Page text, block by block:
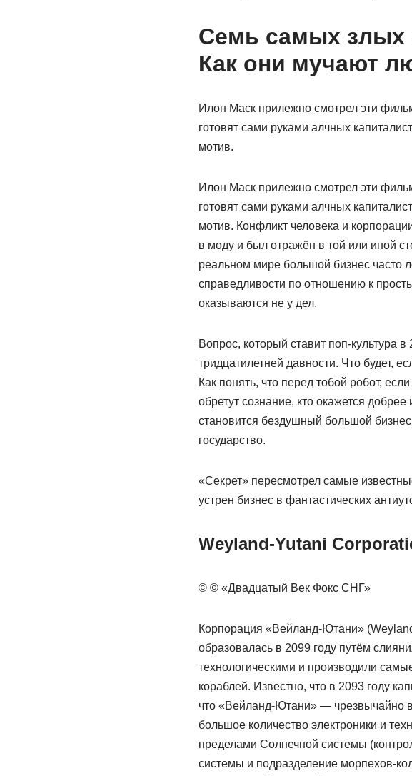
Семь самых злых
Как они мучают
Илон Маск прилежно смотрел эти
готовят сами руками алчных
мотив.
Илон Маск прилежно смотрел эти
готовят сами руками алчных
мотив. Конфликт человека и
в моду и был отражён в той или иной
реальном мире большой бизнес часто
справедливости по отношению к
оказываются не у дел.
Вопрос, который ставит поп-культура
тридцатилетней давности. Что будет,
Как понять, что перед тобой робот,
обретут сознание, кто окажется
становится бездушный большой
государство.
«Секрет» пересмотрел самые
устрен бизнес в фантастических
Weyland-Yutani
© © «Двадцатый Век Фокс СНГ»
Корпорация «Вейланд-Ютани»
образовалась в 2099 году путём
технологическими и производили
кораблей. Известно, что в 2093 году
что «Вейланд-Ютани» — чрезвычайно
большое количество электроники и
пределами Солнечной системы
системы и подразделение морпехов-